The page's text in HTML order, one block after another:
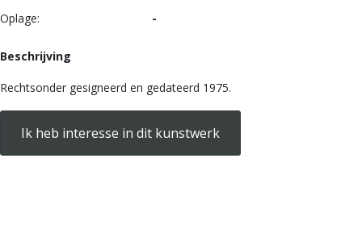
Oplage:
-
Beschrijving
Rechtsonder gesigneerd en gedateerd 1975.
Ik heb interesse in dit kunstwerk